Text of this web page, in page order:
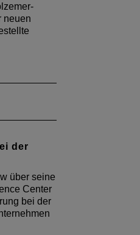
neuen
der
über seine
Center
bei der